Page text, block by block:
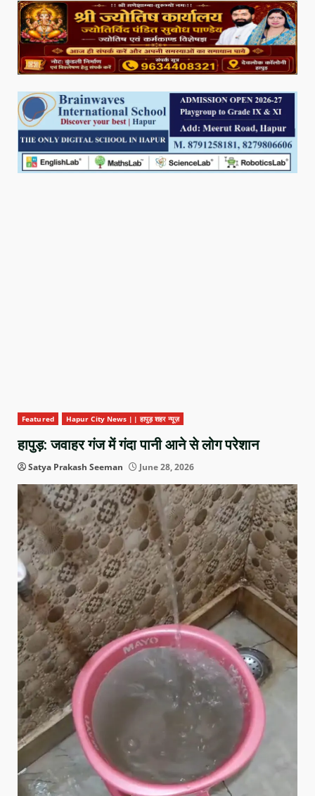
Featured Hapur City News || हापुड़ शहर न्यूज़
हापुड़: जवाहर गंज में गंदा पानी आने से लोग परेशान
Satya Prakash Seeman June 28, 2026